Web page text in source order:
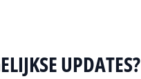
UPDATES?